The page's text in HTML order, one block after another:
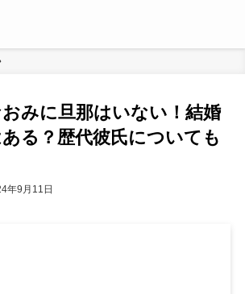
みに旦那はいない！結婚
る？歴代彼氏についても
年9月11日